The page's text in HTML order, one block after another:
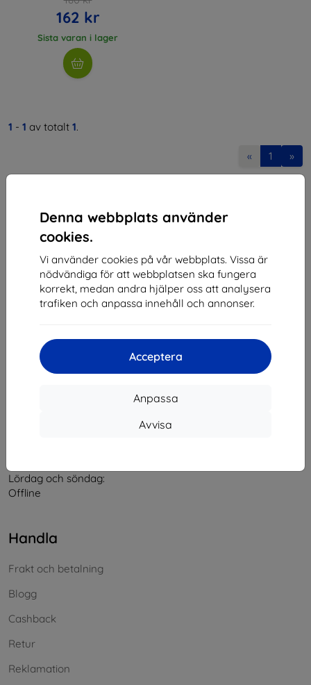
Denna webbplats använder
cookies.
Vi använder cookies på vår webbplats. Vissa är
nödvändiga för att webbplatsen ska fungera
korrekt, medan andra hjälper oss att analysera
trafiken och anpassa innehåll och annonser.
Acceptera
Anpassa
Avvisa
162 kr
Sista varan i lager
1 - 1 av totalt 1.
« 1 »
Shield-SK s.r.o.
Organisationsnummer:46701494
Momsregistreringsnummer:SK2023549671
Kontakt
Lördag och söndag:
Offline
Handla
Frakt och betalning
Blogg
Cashback
Retur
Reklamation